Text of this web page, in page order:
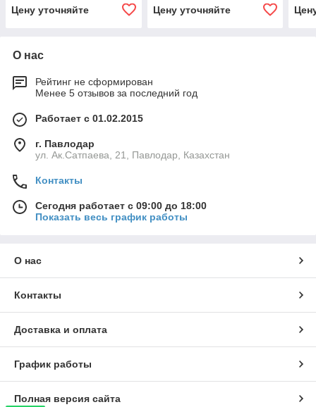
Цену уточняйте
Цену уточняйте
О нас
Рейтинг не сформирован
Менее 5 отзывов за последний год
Работает с 01.02.2015
г. Павлодар
ул. Ак.Сатпаева, 21, Павлодар, Казахстан
Контакты
Сегодня работает с 09:00 до 18:00
Показать весь график работы
О нас
Контакты
Доставка и оплата
График работы
Полная версия сайта